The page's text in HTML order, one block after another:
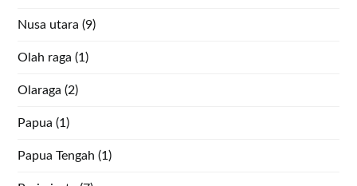
Nusa utara (9)
Olah raga (1)
Olaraga (2)
Papua (1)
Papua Tengah (1)